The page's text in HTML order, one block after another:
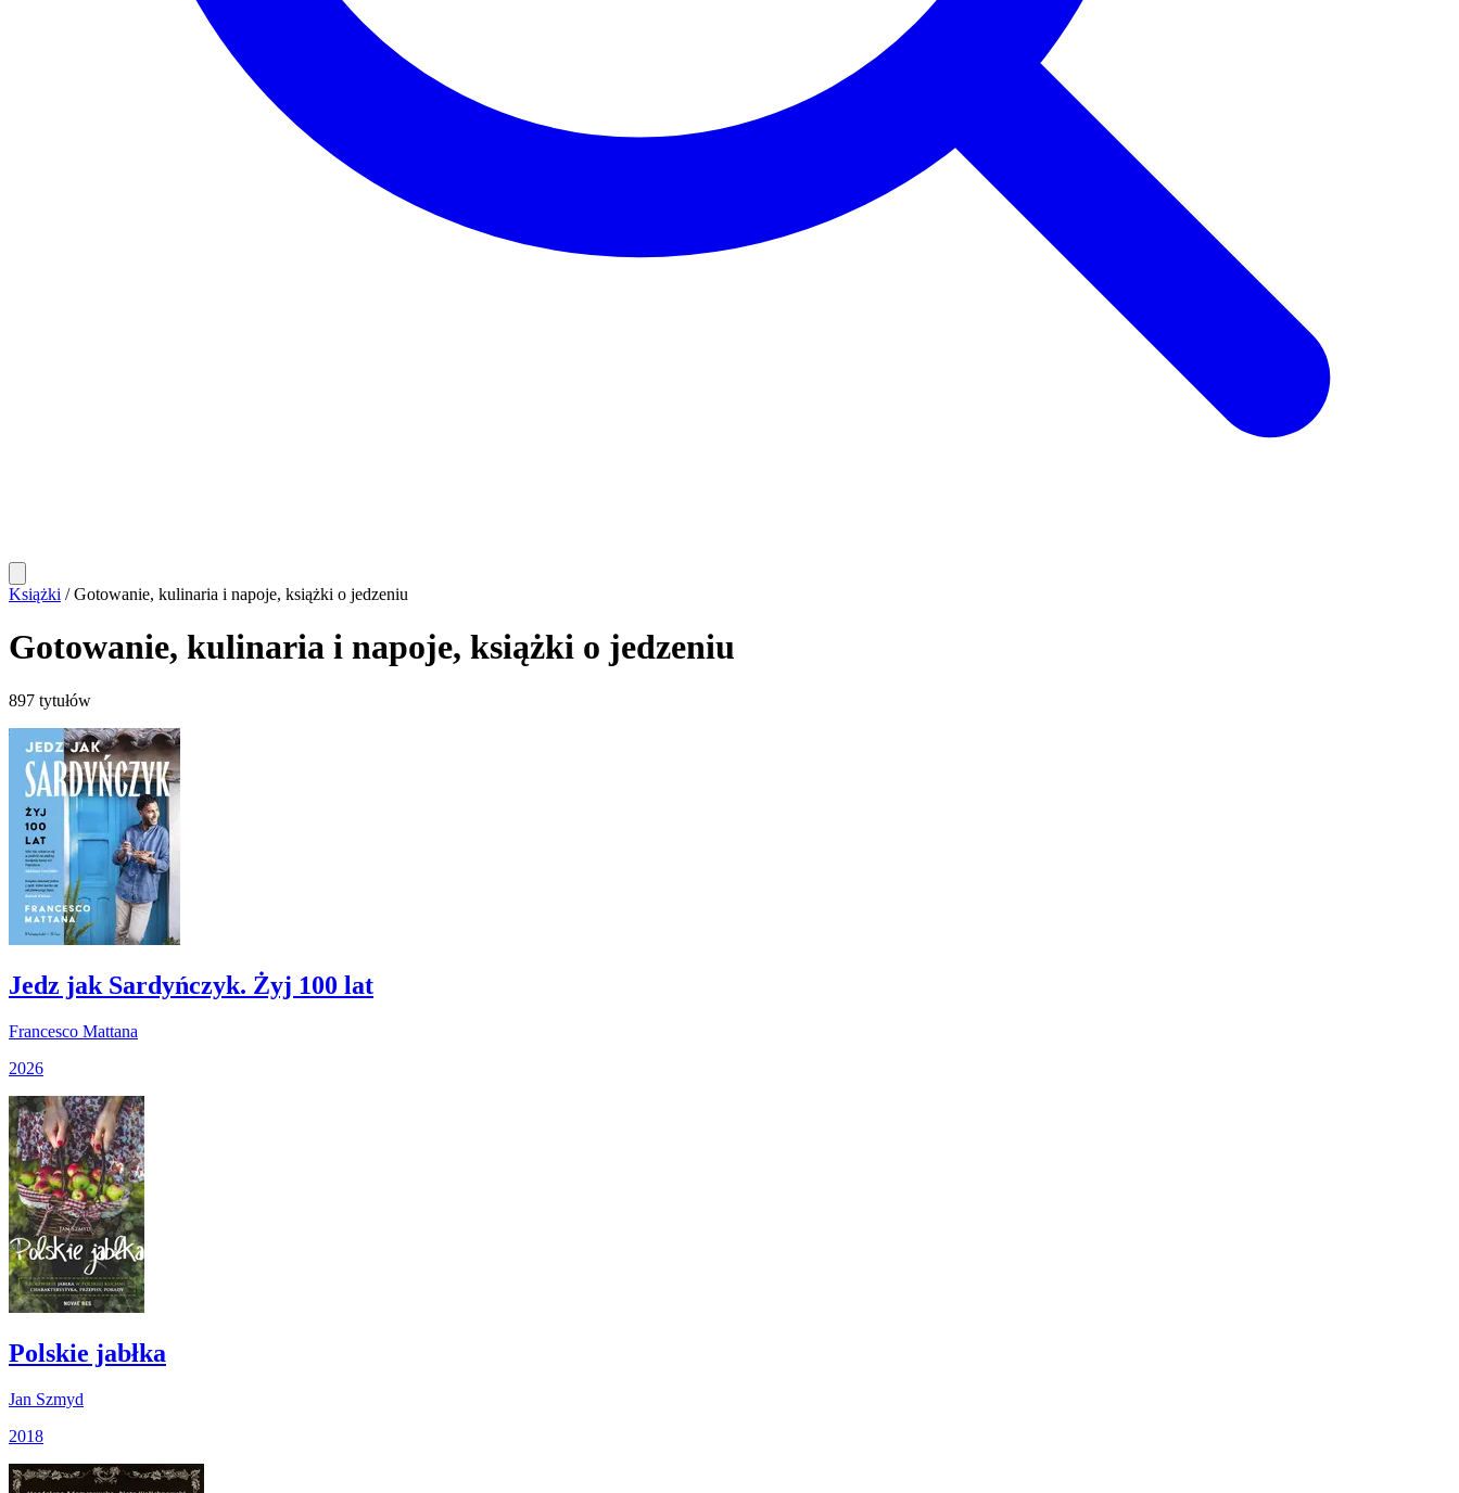
Książki / Gotowanie, kulinaria i napoje, książki o jedzeniu
Gotowanie, kulinaria i napoje, książki o jedzeniu
897 tytułów
Jedz jak Sardyńczyk. Żyj 100 lat
Francesco Mattana
2026
Polskie jabłka
Jan Szmyd
2018